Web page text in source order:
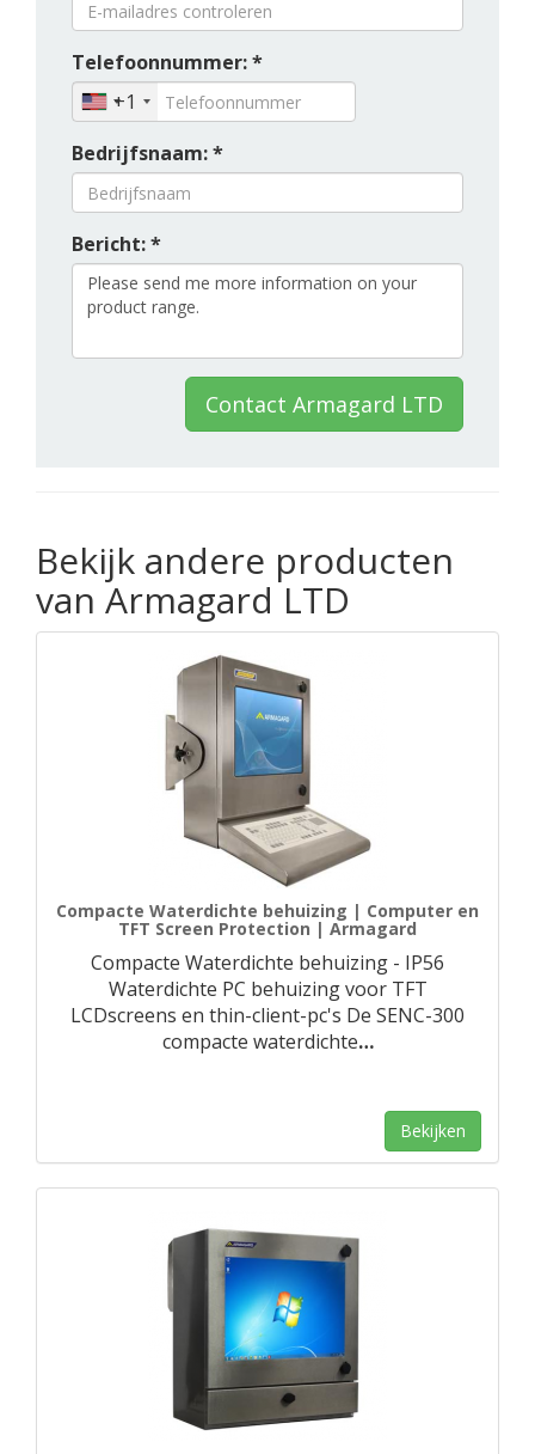
Telefoonnummer: *
+1
Bedrijfsnaam: *
Bericht: *
Contact Armagard LTD
Bekijk andere producten
van Armagard LTD
Compacte Waterdichte behuizing | Computer en
TFT Screen Protection | Armagard
Compacte Waterdichte behuizing - IP56
Waterdichte PC behuizing voor TFT
LCDscreens en thin-client-pc's De SENC-300
compacte waterdichte…
Bekijken